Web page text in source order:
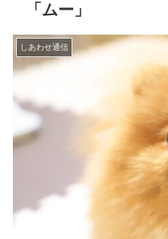
「ムー」
しあわせ通信